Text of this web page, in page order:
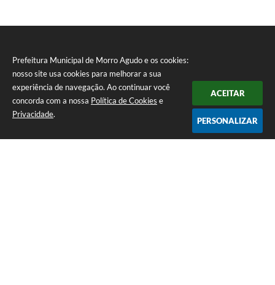
Prefeitura Municipal de Morro Agudo e os cookies:
nosso site usa cookies para melhorar a sua
experiência de navegação. Ao continuar você
concorda com a nossa Política de Cookies e
Privacidade.
ACEITAR
PERSONALIZAR